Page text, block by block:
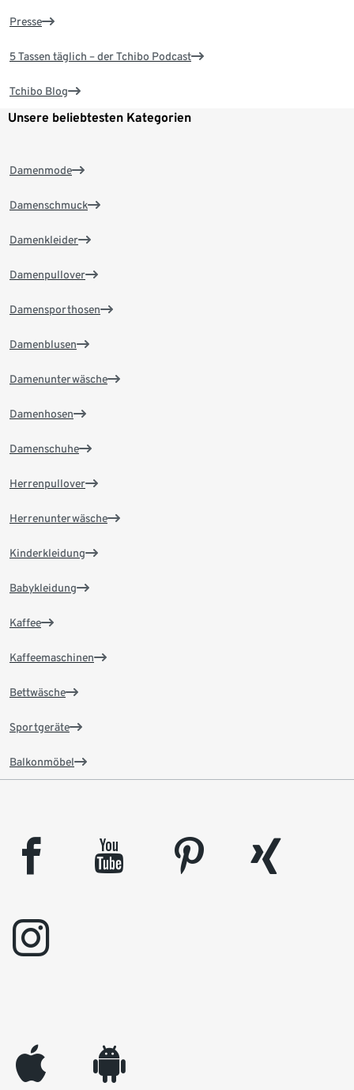
Presse
5 Tassen täglich – der Tchibo Podcast
Tchibo Blog
Unsere beliebtesten Kategorien
Damenmode
Damenschmuck
Damenkleider
Damenpullover
Damensporthosen
Damenblusen
Damenunterwäsche
Damenhosen
Damenschuhe
Herrenpullover
Herrenunterwäsche
Kinderkleidung
Babykleidung
Kaffee
Kaffeemaschinen
Bettwäsche
Sportgeräte
Balkonmöbel
facebook youtube pinterest
xing
instagram
appleinc android